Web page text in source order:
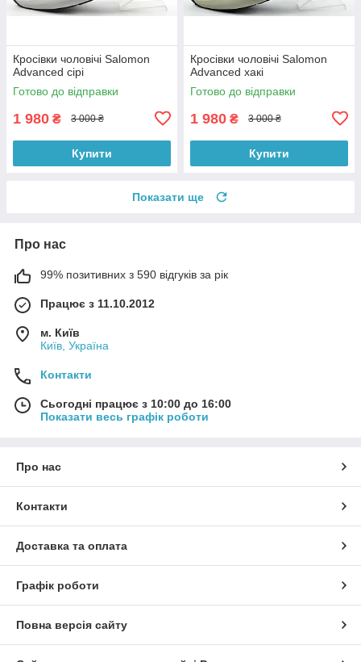
Кросівки чоловічі Salomon
Advanced сірі
Готово до відправки
1 980 ₴ 3 000 ₴
Купити
Кросівки чоловічі Salomon
Advanced хакі
Готово до відправки
1 980 ₴ 3 000 ₴
Купити
Показати ще
Про нас
99% позитивних з 590 відгуків за рік
Працює з 11.10.2012
м. Київ
Київ, Україна
Контакти
Сьогодні працює з 10:00 до 16:00
Показати весь графік роботи
Про нас
Контакти
Доставка та оплата
Графік роботи
Повна версія сайту